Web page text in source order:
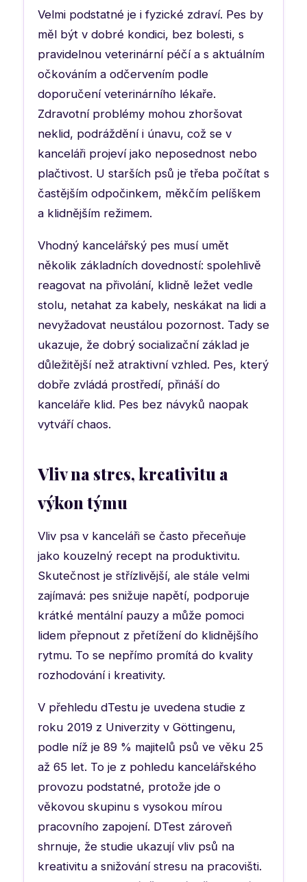
Velmi podstatné je i fyzické zdraví. Pes by
měl být v dobré kondici, bez bolesti, s
pravidelnou veterinární péčí a s aktuálním
očkováním a odčervením podle
doporučení veterinárního lékaře.
Zdravotní problémy mohou zhoršovat
neklid, podráždění i únavu, což se v
kanceláři projeví jako neposednost nebo
plačtivost. U starších psů je třeba počítat s
častějším odpočinkem, měkčím pelíškem
a klidnějším režimem.
Vhodný kancelářský pes musí umět
několik základních dovedností: spolehlivě
reagovat na přivolání, klidně ležet vedle
stolu, netahat za kabely, neskákat na lidi a
nevyžadovat neustálou pozornost. Tady se
ukazuje, že dobrý socializační základ je
důležitější než atraktivní vzhled. Pes, který
dobře zvládá prostředí, přináší do
kanceláře klid. Pes bez návyků naopak
vytváří chaos.
Vliv na stres, kreativitu a
výkon týmu
Vliv psa v kanceláři se často přeceňuje
jako kouzelný recept na produktivitu.
Skutečnost je střízlivější, ale stále velmi
zajímavá: pes snižuje napětí, podporuje
krátké mentální pauzy a může pomoci
lidem přepnout z přetížení do klidnějšího
rytmu. To se nepřímo promítá do kvality
rozhodování i kreativity.
V přehledu dTestu je uvedena studie z
roku 2019 z Univerzity v Göttingenu,
podle níž je 89 % majitelů psů ve věku 25
až 65 let. To je z pohledu kancelářského
provozu podstatné, protože jde o
věkovou skupinu s vysokou mírou
pracovního zapojení. DTest zároveň
shrnuje, že studie ukazují vliv psů na
kreativitu a snižování stresu na pracovišti.